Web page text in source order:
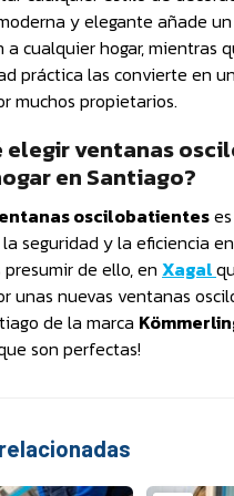
y elegante añade
a cualquier hogar, mientras
práctica las convierte en
muchos propietarios.
elegir ventanas
en Santiago?
oscilobatientes
seguridad y la eficiencia
de ello, en Xagal
unas nuevas ventanas
de la marca
son perfectas!